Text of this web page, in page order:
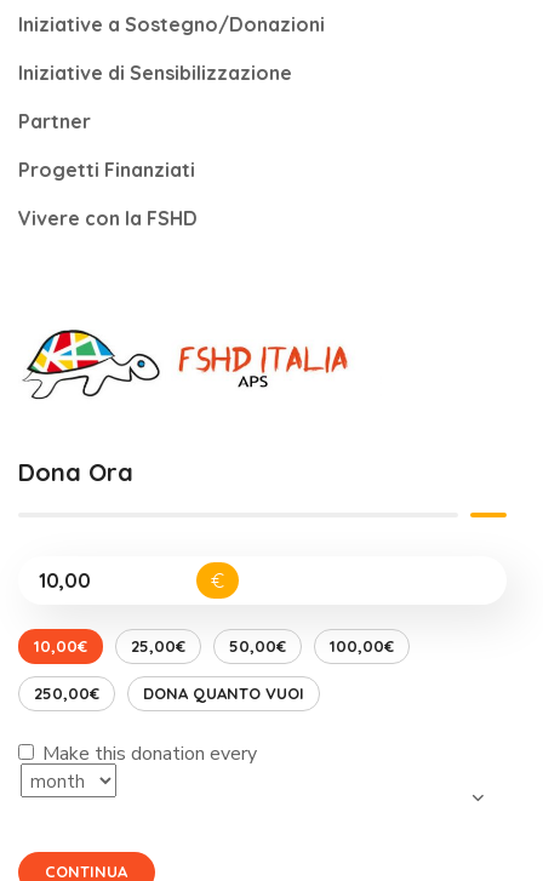
Iniziative a Sostegno/Donazioni
Iniziative di Sensibilizzazione
Partner
Progetti Finanziati
Vivere con la FSHD
Dona Ora
€
10,00€ 25,00€ 50,00€ 100,00€
250,00€ DONA QUANTO VUOI
Make this donation every
CONTINUA